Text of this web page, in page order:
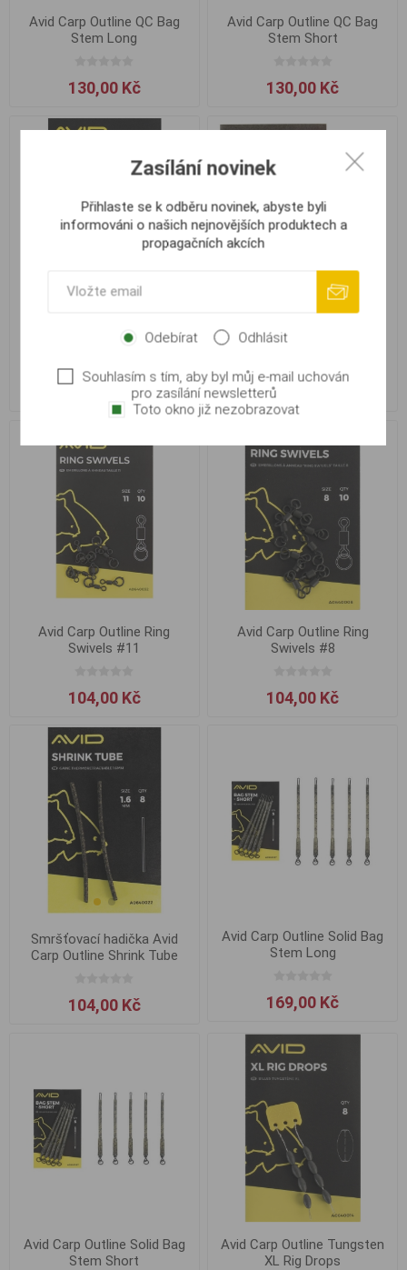
Avid Carp Outline QC Bag
Stem Long
130,00 Kč
Avid Carp Outline QC Bag
Stem Short
130,00 Kč
130,00 Kč
Change Ring Swivels #11
117,00 Kč
Avid Carp Outline Ring
Swivels #11
104,00 Kč
Avid Carp Outline Ring
Swivels #8
104,00 Kč
Smršťovací hadička Avid
Carp Outline Shrink Tube
104,00 Kč
Avid Carp Outline Solid Bag
Stem Long
169,00 Kč
Avid Carp Outline Solid Bag
Stem Short
Avid Carp Outline Tungsten
XL Rig Drops
Zasílání novinek
Přihlaste se k odběru novinek, abyste byli
informováni o našich nejnovějších produktech a
propagačních akcích
Odebírat Odhlásit
Souhlasím s tím, aby byl můj e-mail uchován
pro zasílání newsletterů
Toto okno již nezobrazovat